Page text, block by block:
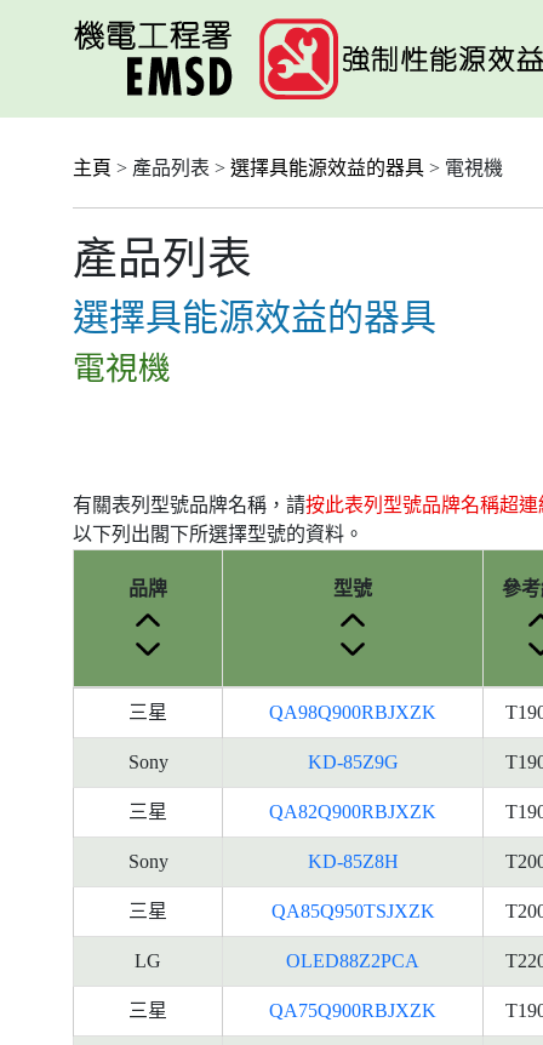
主頁 > 產品列表 > 選擇具能源效益的器具 > 電視機
產品列表
選擇具能源效益的器具
電視機
有關表列型號品牌名稱，請按此表列型號品牌名稱超連
以下列出閣下所選擇型號的資料。
號
籤
料
品牌 型號 參
三星 QA98Q900RBJXZK
Sony KD-85Z9G
三星 QA82Q900RBJXZK
Sony KD-85Z8H
三星 QA85Q950TSJXZK
LG OLED88Z2PCA
三星 QA75Q900RBJXZK